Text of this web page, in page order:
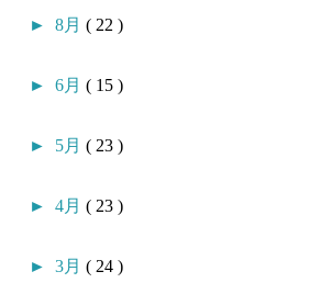
► 8月 ( 22 )
► 6月 ( 15 )
► 5月 ( 23 )
► 4月 ( 23 )
► 3月 ( 24 )